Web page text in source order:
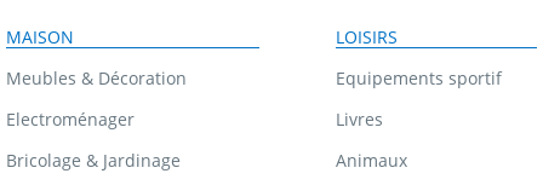
MAISON
Meubles & Décoration
Electroménager
Bricolage & Jardinage
LOISIRS
Equipements sportif
Livres
Animaux